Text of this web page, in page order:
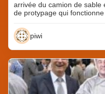
arrivée du camion de sable
de protypage qui
piwi